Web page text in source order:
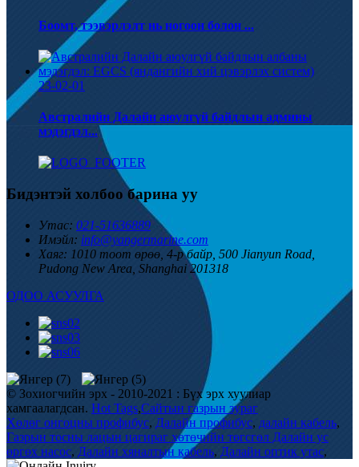
Боомт, тээвэрлэлт нь ногоон болон ...
23-02-01
Австралийн Далайн аюулгүй байдлын админы
мэдэгдэл...
Бидэнтэй холбоо барина уу
Утас: 021-51636889
Имэйл: info@yangermarine.com
Хаяг: 1010 тоот өрөө, 4-р байр, 500 Jianyun Road,
Pudong New Area, Shanghai 201318
ОДОО АСУУЛГА
© Зохиогчийн эрх - 2010-2021 : Бүх эрх хуулиар
хамгаалагдсан. Hot Tags,Сайтын газрын зураг
Хөлөг онгоцны профибус, Далайн профибус, далайн кабель,
Газрын тосны лацын цагираг хөтөчийн төгсгөл Далайн ус
өргөх насос, Далайн хяналтын кабель, Далайн оптик утас,